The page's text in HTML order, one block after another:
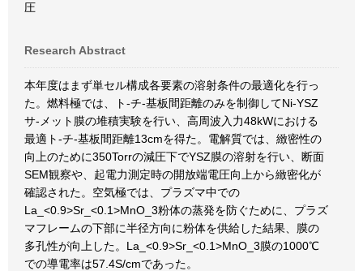
圧
Research Abstract
本年度はまず単セル構成各要素の溶射条件の最適化を行っ
た。燃料極では、ト-チ-基板間距離のみを制御してNi-YSZ
サ-メット膜の堆積実験を行い、高周波入力48kWにおける
最適ト-チ-基板間距離13cmを得た。電解質では、緻密性の
向上のために350Torrの減圧下でYSZ膜の溶射を行い、断面
SEM観察や、起電力測定時の開放端電圧向上から緻密化が
確認された。空気極では、プラズマ中での
La_<0.9>Sr_<0.1>MnO_3粉体の蒸発を防ぐために、プラズ
マフレームの下部に半径方向に粉体を供給した結果、膜の
多孔性が向上した。La_<0.9>Sr_<0.1>MnO_3膜の1000℃
での導電率は57.4S/cmであった。